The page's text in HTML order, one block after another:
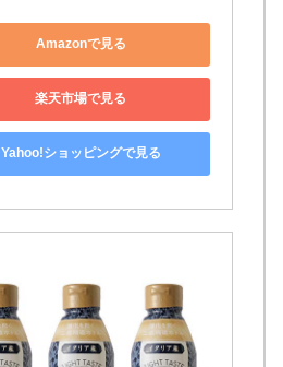
Amazonで見る
楽天市場で見る
Yahoo!ショッピングで見る